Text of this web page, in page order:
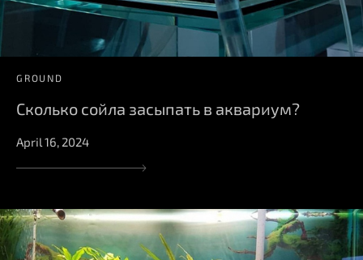
GROUND
Сколько сойла засыпать в аквариум?
April 16, 2024